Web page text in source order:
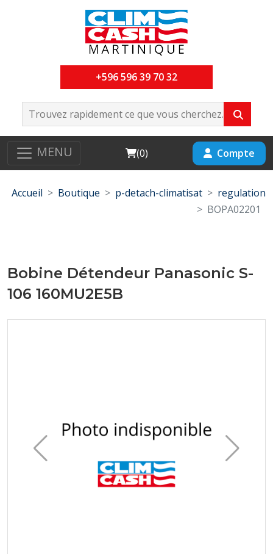
+596 596 39 70 32
MENU Cart
(0) Compte
Accueil Boutique p-detach-climatisat
regulation
BOPA02201
Bobine Détendeur Panasonic S-
106 160MU2E5B